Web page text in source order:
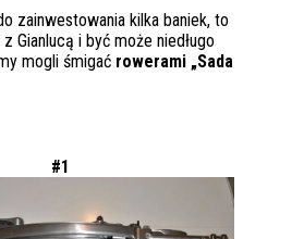
zainwestowania kilka baniek, to
Gianlucą i być może niedługo
mogli śmigać rowerami „Sada
#1